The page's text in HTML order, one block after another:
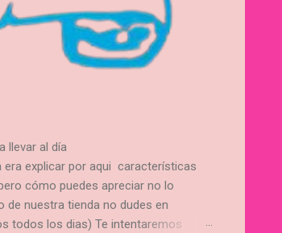
llevar al día
era explicar por aqui características
cómo puedes apreciar no lo
de nuestra tienda no dudes en
todos los dias) Te intentaremos